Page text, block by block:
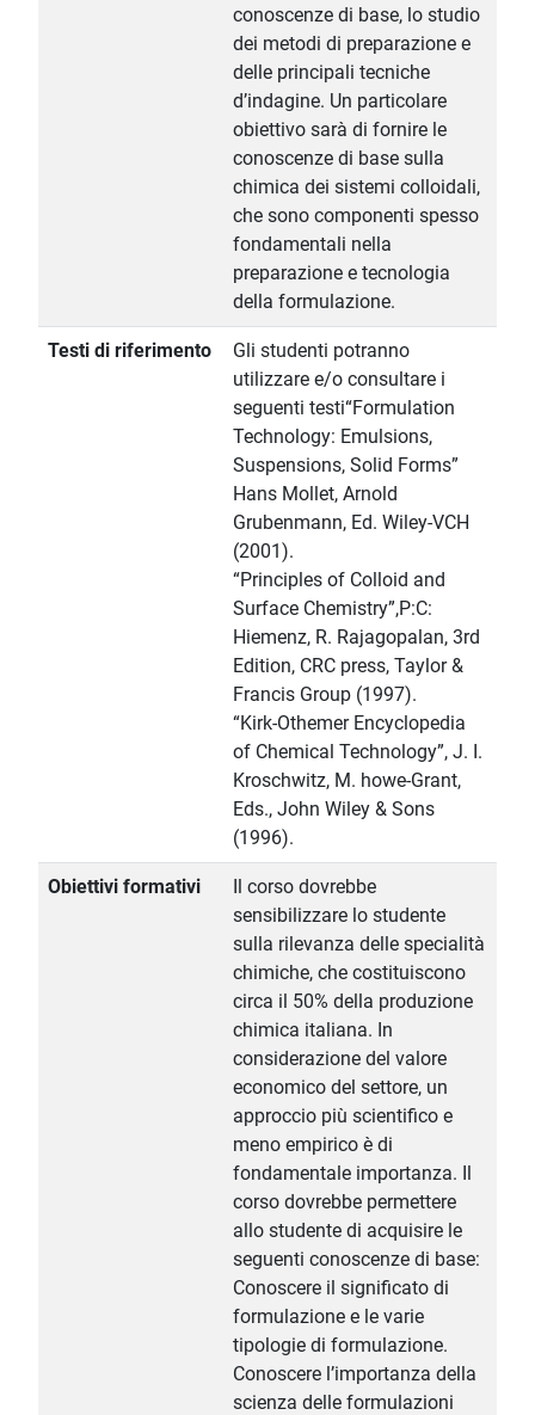
conoscenze di base, lo studio
dei metodi di preparazione e
delle principali tecniche
d’indagine. Un particolare
obiettivo sarà di fornire le
conoscenze di base sulla
chimica dei sistemi colloidali,
che sono componenti spesso
fondamentali nella
preparazione e tecnologia
della formulazione.
Testi di riferimento
Gli studenti potranno
utilizzare e/o consultare i
seguenti testi“Formulation
Technology: Emulsions,
Suspensions, Solid Forms”
Hans Mollet, Arnold
Grubenmann, Ed. Wiley-VCH
(2001).
“Principles of Colloid and
Surface Chemistry”,P:C:
Hiemenz, R. Rajagopalan, 3rd
Edition, CRC press, Taylor &
Francis Group (1997).
“Kirk-Othemer Encyclopedia
of Chemical Technology”, J. I.
Kroschwitz, M. howe-Grant,
Eds., John Wiley & Sons
(1996).
Obiettivi formativi
Il corso dovrebbe
sensibilizzare lo studente
sulla rilevanza delle specialità
chimiche, che costituiscono
circa il 50% della produzione
chimica italiana. In
considerazione del valore
economico del settore, un
approccio più scientifico e
meno empirico è di
fondamentale importanza. Il
corso dovrebbe permettere
allo studente di acquisire le
seguenti conoscenze di base:
Conoscere il significato di
formulazione e le varie
tipologie di formulazione.
Conoscere l’importanza della
scienza delle formulazioni